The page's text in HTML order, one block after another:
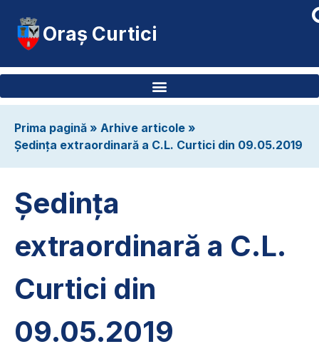
Oraș Curtici
Prima pagină » Arhive articole »
Ședința extraordinară a C.L. Curtici din 09.05.2019
Ședința
extraordinară a C.L.
Curtici din
09.05.2019